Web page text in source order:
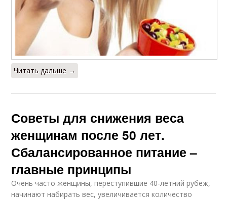
Читать дальше →
Советы для снижения веса
женщинам после 50 лет.
Сбалансированное питание –
главные принципы
Очень часто женщины, переступившие 40-летний рубеж,
начинают набирать вес, увеличивается количество